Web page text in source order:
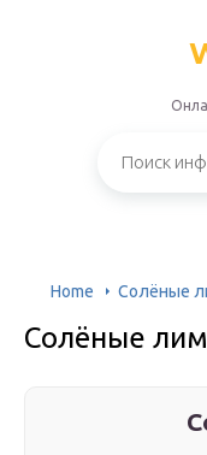
Home Солёные
Солёные